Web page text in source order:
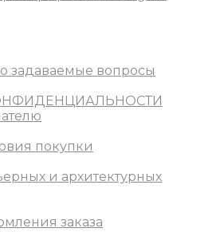
задаваемые вопросы
покупки
и архитектурных
заказа